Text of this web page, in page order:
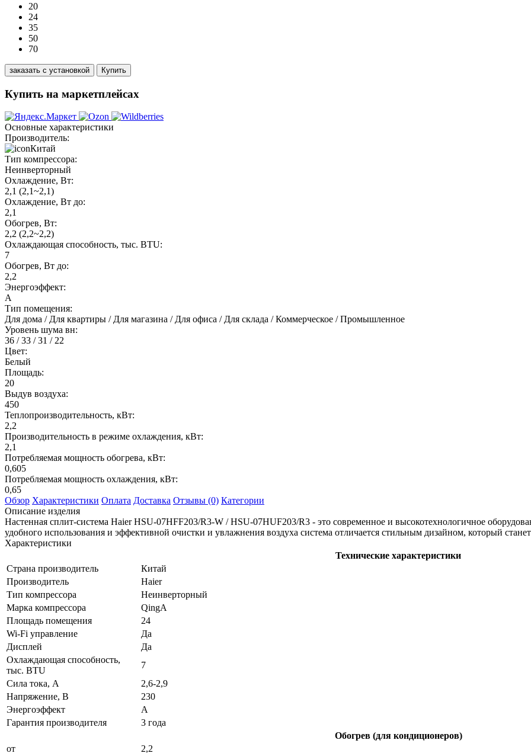
20
24
35
50
70
заказать с установкой Купить
Купить на маркетплейсах
Основные характеристики
Производитель:
Китай
Тип компрессора:
Неинверторный
Охлаждение, Вт:
2,1 (2,1~2,1)
Охлаждение, Вт до:
2,1
Обогрев, Вт:
2,2 (2,2~2,2)
Охлаждающая способность, тыс. BTU:
7
Обогрев, Вт до:
2,2
Энергоэффект:
А
Тип помещения:
Для дома / Для квартиры / Для магазина / Для офиса / Для склада / Коммерческое / Промышленное
Уровень шума вн:
36 / 33 / 31 / 22
Цвет:
Белый
Площадь:
20
Выдув воздуха:
450
Теплопроизводительность, кВт:
2,2
Производительность в режиме охлаждения, кВт:
2,1
Потребляемая мощность обогрева, кВт:
0,605
Потребляемая мощность охлаждения, кВт:
0,65
Обзор Характеристики Оплата Доставка Отзывы (0) Категории
Описание изделия
Настенная сплит-система Haier HSU-07HFF203/R3-W / HSU-07HUF203/R3 - это современное и высокотехнологичное
удобного использования и эффективной очистки и увлажнения воздуха система отличается стильным дизайном, который
Характеристики
Технические характеристики
Страна производитель
Китай
Производитель
Haier
Тип компрессора
Неинверторный
Марка компрессора
QingA
Площадь помещения
24
Wi-Fi управление
Да
Дисплей
Да
Охлаждающая способность,
тыс. BTU
7
Сила тока, А
2,6-2,9
Напряжение, В
230
Энергоэффект
А
Гарантия производителя
3 года
Обогрев (для кондиционеров)
от
2,2